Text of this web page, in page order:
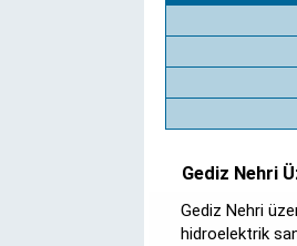
Gediz Nehri
Gediz Nehri
hidroelektrik